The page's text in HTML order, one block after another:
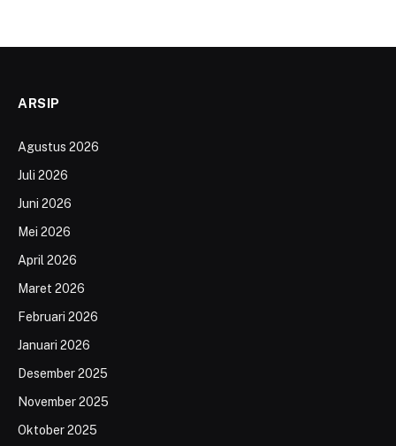
ARSIP
Agustus 2026
Juli 2026
Juni 2026
Mei 2026
April 2026
Maret 2026
Februari 2026
Januari 2026
Desember 2025
November 2025
Oktober 2025